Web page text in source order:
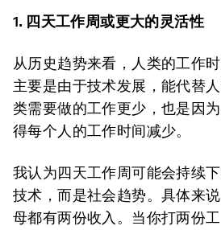
1. 四天工作周或更大的灵活性
从历史趋势来看，人类的工作
主要是由于技术发展，能代替
类需要做的工作更少，也是因
得每个人的工作时间减少。
我认为四天工作周可能会持续
技术，而是社会趋势。具体来
母都有两份收入。当你打两份